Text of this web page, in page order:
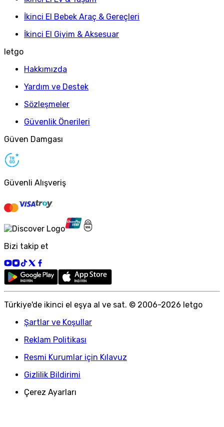
İkinci El Bebek Araç & Gereçleri
İkinci El Giyim & Aksesuar
letgo
Hakkımızda
Yardım ve Destek
Sözleşmeler
Güvenlik Önerileri
Güven Damgası
Güvenli Alışveriş
Bizi takip et
Türkiye'de ikinci el eşya al ve sat. © 2006-2026 letgo
Şartlar ve Koşullar
Reklam Politikası
Resmi Kurumlar için Kılavuz
Gizlilik Bildirimi
Çerez Ayarları